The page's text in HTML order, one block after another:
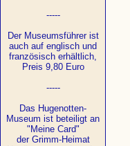
-----
Der Museumsführer ist
auch auf englisch und
französisch erhältlich,
Preis 9,80 Euro
-----
Das Hugenotten-
Museum ist beteiligt an
"Meine Card"
der Grimm-Heimat